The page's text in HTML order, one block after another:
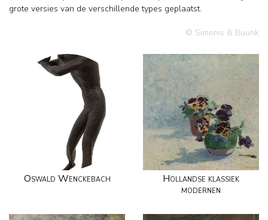
grote versies van de verschillende types geplaatst.
© Simonis & Buunk
Oswald Wenckebach
Hollandse klassiek
modernen